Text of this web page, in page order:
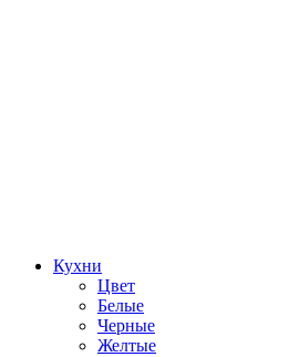
Кухни
Цвет
Белые
Черные
Желтые